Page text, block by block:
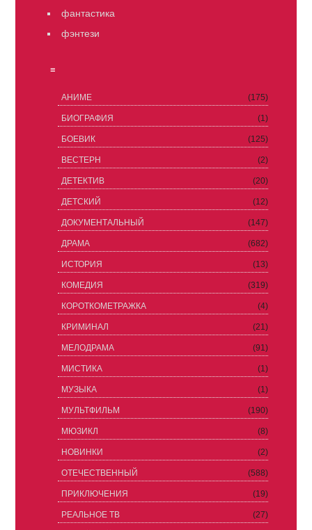
фантастика
фэнтези
≡
АНИМЕ (175)
БИОГРАФИЯ (1)
БОЕВИК (125)
ВЕСТЕРН (2)
ДЕТЕКТИВ (20)
ДЕТСКИЙ (12)
ДОКУМЕНТАЛЬНЫЙ (147)
ДРАМА (682)
ИСТОРИЯ (13)
КОМЕДИЯ (319)
КОРОТКОМЕТРАЖКА (4)
КРИМИНАЛ (21)
МЕЛОДРАМА (91)
МИСТИКА (1)
МУЗЫКА (1)
МУЛЬТФИЛЬМ (190)
МЮЗИКЛ (8)
НОВИНКИ (2)
ОТЕЧЕСТВЕННЫЙ (588)
ПРИКЛЮЧЕНИЯ (19)
РЕАЛЬНОЕ ТВ (27)